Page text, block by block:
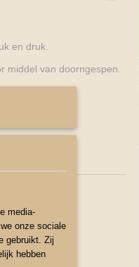
en druk.
middel van doorngespen.
media-
onze sociale
gebruikt. Zij
hebben